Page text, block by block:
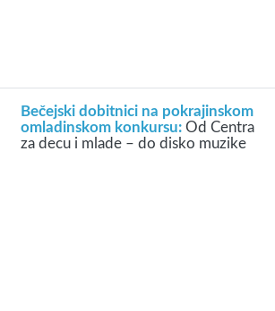
Bečejski dobitnici na pokrajinskom
omladinskom konkursu:Od Centra
za decu i mlade – do disko muzike